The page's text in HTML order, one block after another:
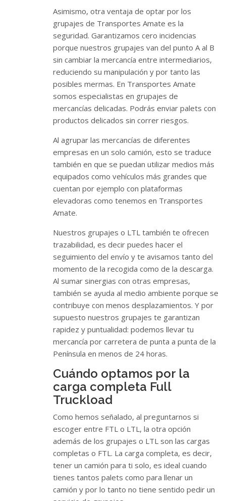
Asimismo, otra ventaja de optar por los
grupajes de Transportes Amate es la
seguridad. Garantizamos cero incidencias
porque nuestros grupajes van del punto A al B
sin cambiar la mercancía entre intermediarios,
reduciendo su manipulación y por tanto las
posibles mermas. En Transportes Amate
somos especialistas en grupajes de
mercancías delicadas. Podrás enviar palets con
productos delicados sin correr riesgos.
Al agrupar las mercancías de diferentes
empresas en un solo camión, esto se traduce
también en que se puedan utilizar medios más
equipados como vehículos más grandes que
cuentan por ejemplo con plataformas
elevadoras como tenemos en Transportes
Amate.
Nuestros grupajes o LTL también te ofrecen
trazabilidad, es decir puedes hacer el
seguimiento del envío y te avisamos tanto del
momento de la recogida como de la descarga.
Al sumar sinergias con otras empresas,
también se ayuda al medio ambiente porque se
contribuye con menos desplazamientos. Y por
supuesto nuestros grupajes te garantizan
rapidez y puntualidad: podemos llevar tu
mercancía por carretera de punta a punta de la
Península en menos de 24 horas.
Cuándo optamos por la
carga completa Full
Truckload
Como hemos señalado, al preguntarnos si
escoger entre FTL o LTL, la otra opción
además de los grupajes o LTL son las cargas
completas o FTL. La carga completa, es decir,
tener un camión para ti solo, es ideal cuando
tienes tantos palets como para llenar un
camión y por lo tanto no tiene sentido pedir un